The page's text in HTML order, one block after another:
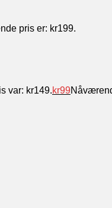
pris er: kr199.
var: kr149.kr99